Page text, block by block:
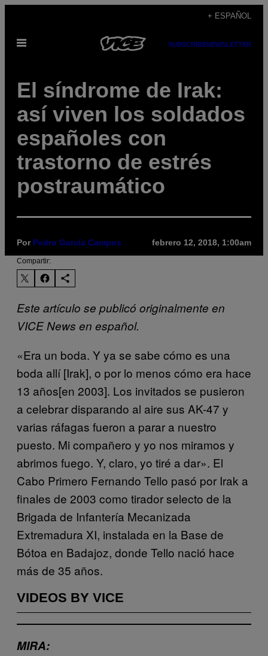
contenido
+ ESPAÑOL
Abrir
SUBSCRIBENEWSLETTER
El síndrome de Irak:
así viven los soldados
españoles con
trastorno de estrés
postraumático
Por Pedro García Campos febrero 12, 2018, 1:00am
Compartir:
Este artículo se publicó originalmente en
VICE News en español.
«Era un boda. Y ya se sabe cómo es una
boda allí [Irak], o por lo menos cómo era hace
13 años[en 2003]. Los invitados se pusieron
a celebrar disparando al aire sus AK-47 y
varias ráfagas fueron a parar a nuestro
puesto. Mi compañero y yo nos miramos y
abrimos fuego. Y, claro, yo tiré a dar». El
Cabo Primero Fernando Tello pasó por Irak a
finales de 2003 como tirador selecto de la
Brigada de Infantería Mecanizada
Extremadura XI, instalada en la Base de
Bótoa en Badajoz, donde Tello nació hace
más de 35 años.
VIDEOS BY VICE
MIRA: